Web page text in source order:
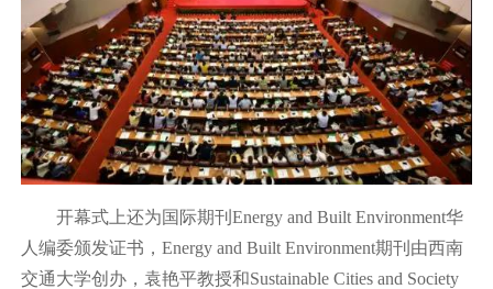
开幕式上还为国际期刊Energy and Built Environment华
人编委颁发证书，Energy and Built Environment期刊由西南
交通大学创办，袁艳平教授和Sustainable Cities and Society